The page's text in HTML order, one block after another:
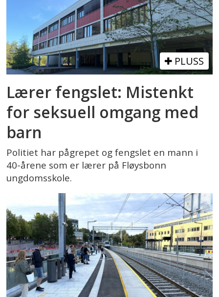
PLUSS
Lærer fengslet: Mistenkt
for seksuell omgang med
barn
Politiet har pågrepet og fengslet en mann i
40-årene som er lærer på Fløysbonn
ungdomsskole.